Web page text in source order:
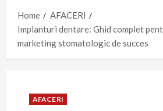
Home
AFACERI
Implanturi dentare: Ghid complet
marketing stomatologic de succes
AFACERI